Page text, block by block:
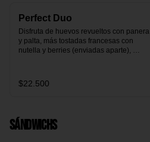
Perfect Duo
Disfruta de huevos revueltos con panera
y palta, más tostadas francesas con
nutella y berries (enviadas aparte),
mermelada de arándanos y granola
hecha en casa.
$22.500
Sándwichs